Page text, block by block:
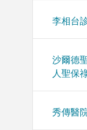
李相台
沙爾德
人聖保
秀傳醫